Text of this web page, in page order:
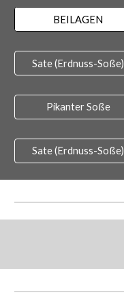
BEILAGEN
Sate (Erdnuss-Soße)
Pikanter Soße
Sate (Erdnuss-Soße)